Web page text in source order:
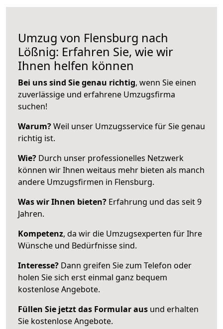
Umzug von Flensburg nach
Lößnig: Erfahren Sie, wie wir
Ihnen helfen können
Bei uns sind Sie genau richtig, wenn Sie einen
zuverlässige und erfahrene Umzugsfirma
suchen!
Warum?Weil unser Umzugsservice für Sie genau
richtig ist.
Wie? Durch unser professionelles Netzwerk
können wir Ihnen weitaus mehr bieten als manch
andere Umzugsfirmen in Flensburg.
Was wir Ihnen bieten? Erfahrung und das seit 9
Jahren.
Kompetenz, da wir die Umzugsexperten für Ihre
Wünsche und Bedürfnisse sind.
Interesse? Dann greifen Sie zum Telefon oder
holen Sie sich erst einmal ganz bequem
kostenlose Angebote.
Füllen Sie jetzt das Formular aus und erhalten
Sie kostenlose Angebote.